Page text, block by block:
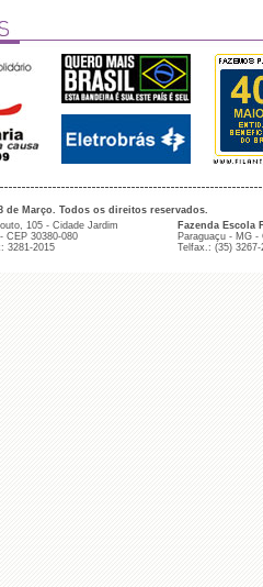
de Março. Todos os direitos reservados.
105 - Cidade Jardim
CEP 30380-080
3281-2015
Fazenda Escola
Paraguaçu - MG -
Telfax.: (35) 3267-